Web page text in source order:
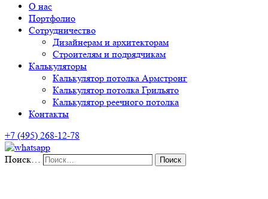
О нас
Портфолио
Сотрудничество
Дизайнерам и архитекторам
Строителям и подрядчикам
Калькуляторы
Калькулятор потолка Армстронг
Калькулятор потолка Грильято
Калькулятор реечного потолка
Контакты
+7 (495) 268-12-78
Поиск… Поиск